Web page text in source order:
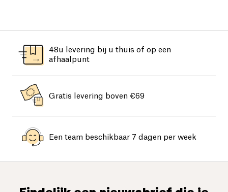
48u levering bij u thuis of op een
afhaalpunt
Gratis levering boven €69
Een team beschikbaar 7 dagen per week